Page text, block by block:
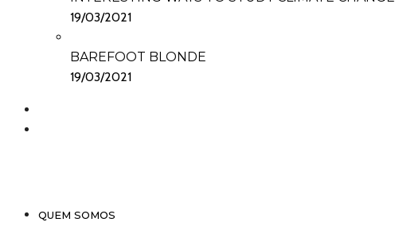
19/03/2021
BAREFOOT BLONDE
19/03/2021
QUEM SOMOS